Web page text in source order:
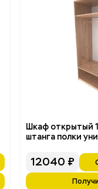
Шкаф открытый
штанга полки
12040 ₽